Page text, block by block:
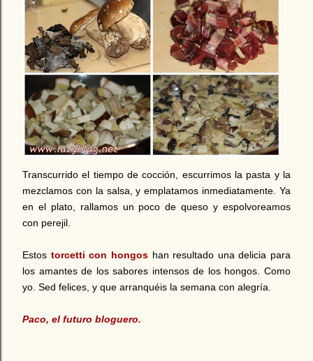
Transcurrido el tiempo de cocción, escurrimos la pasta y la
mezclamos con la salsa, y emplatamos inmediatamente. Ya
en el plato, rallamos un poco de queso y espolvoreamos
con perejil.
Estos torcetti con hongoshan resultado una delicia para
los amantes de los sabores intensos de los hongos. Como
yo. Sed felices, y que arranquéis la semana con alegría.
Paco, el futuro bloguero.